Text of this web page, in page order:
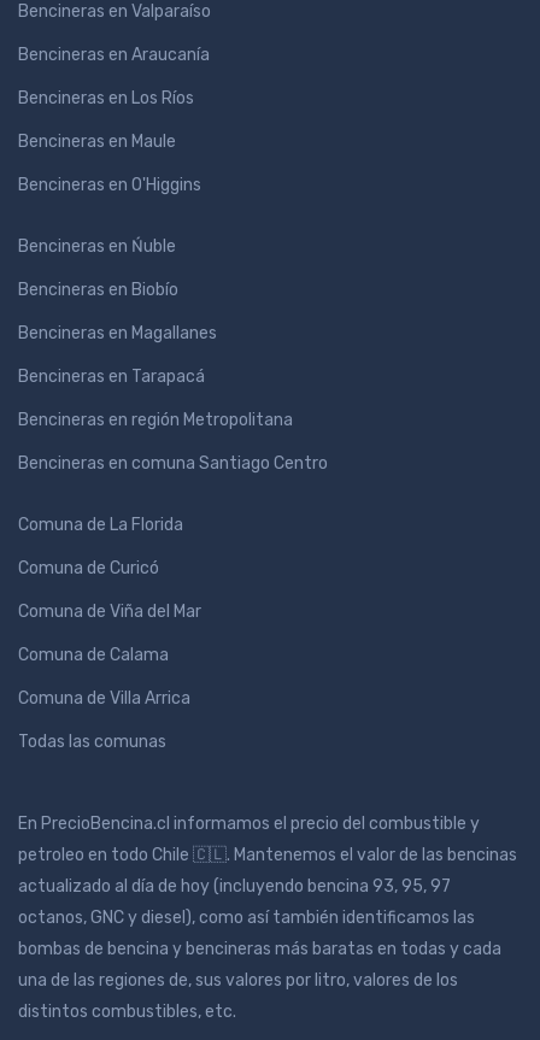
Bencineras en Valparaíso
Bencineras en Araucanía
Bencineras en Los Ríos
Bencineras en Maule
Bencineras en O'Higgins
Bencineras en Ńuble
Bencineras en Biobío
Bencineras en Magallanes
Bencineras en Tarapacá
Bencineras en región Metropolitana
Bencineras en comuna Santiago Centro
Comuna de La Florida
Comuna de Curicó
Comuna de Viña del Mar
Comuna de Calama
Comuna de Villa Arrica
Todas las comunas
En PrecioBencina.cl informamos el precio del combustible y
petroleo en todo Chile 🇨🇱. Mantenemos el valor de las bencinas
actualizado al día de hoy (incluyendo bencina 93, 95, 97
octanos, GNC y diesel), como así también identificamos las
bombas de bencina y bencineras más baratas en todas y cada
una de las regiones de, sus valores por litro, valores de los
distintos combustibles, etc.